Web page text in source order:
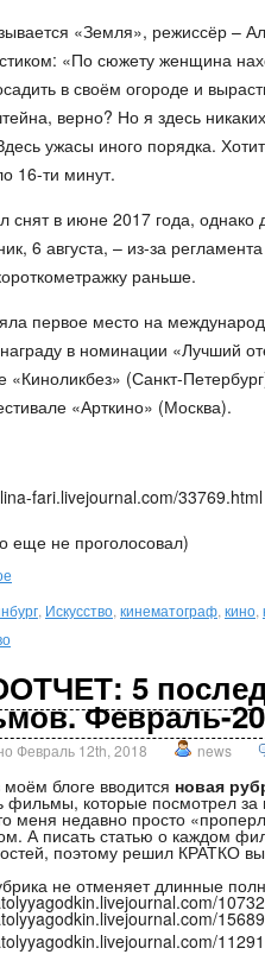
«Земля», режиссёр –
«По сюжету женщина
в своём огороде и
верно? Но я здесь
ужасы иного порядка.
16-ти минут.
в июне 2017 года, однако
6 августа, – из-за
раньше.
первое место на
в номинации «Лучший
«Киноликбез» (Санкт-
«Арткино» (Москва).
fari.livejournal.com/33769.html
еще не проголосовал)
Искусство кинематограф кино
5
Февраль-
Февраль 12th, 2018 news
блоге вводится новая
фильмы, которые посмотрел
меня недавно просто
А писать статью о каждом
поэтому решил КРАТКО
не отменяет длинные